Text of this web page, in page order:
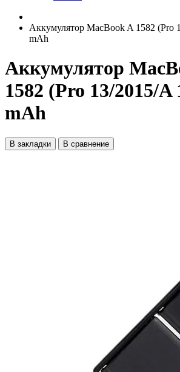
Аккумулятор MacBook A 1582 (Pro
mAh
Аккумулятор
1582 (Pro 13/2015/A
mAh
В закладки В сравнение